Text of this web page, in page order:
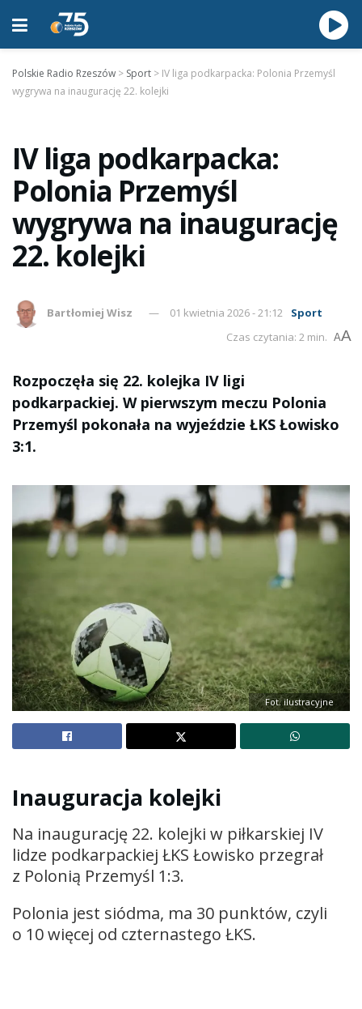
Polskie Radio Rzeszów > Sport > IV liga podkarpacka: Polonia Przemyśl
wygrywa na inaugurację 22. kolejki
IV liga podkarpacka:
Polonia Przemyśl
wygrywa na inaugurację
22. kolejki
Bartłomiej Wisz 01 kwietnia 2026 - 21:12
Sport
Czas czytania: 2 min. AA
Rozpoczęła się 22. kolejka IV ligi
podkarpackiej. W pierwszym meczu Polonia
Przemyśl pokonała na wyjeździe ŁKS Łowisko
3:1.
Fot. ilustracyjne
Inauguracja kolejki
Na inaugurację 22. kolejki w piłkarskiej IV
lidze podkarpackiej ŁKS Łowisko przegrał
z Polonią Przemyśl 1:3.
Polonia jest siódma, ma 30 punktów, czyli
o 10 więcej od czternastego ŁKS.